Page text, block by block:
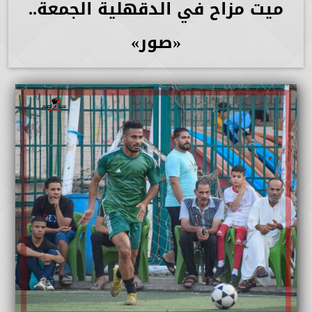
ميت مزاح في الدقهلية الجمعة..
«صور»